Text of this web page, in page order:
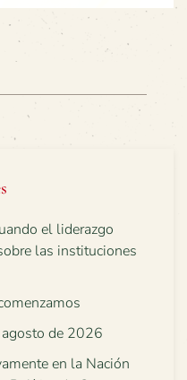
el liderazgo
las instituciones
de 2026
en la Nación